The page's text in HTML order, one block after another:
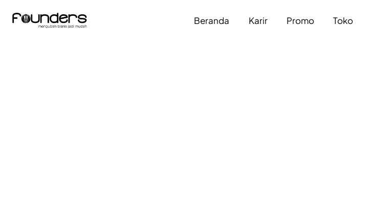
Beranda Karir Promo Toko